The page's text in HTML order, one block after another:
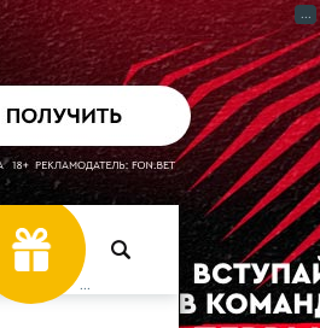
...
...